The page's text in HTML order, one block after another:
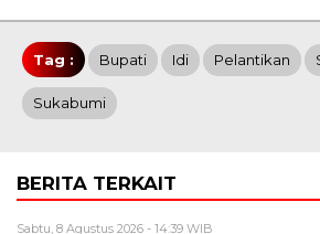
Tag : Bupati Idi Pelantikan
Sukabumi
BERITA TERKAIT
Sabtu, 8 Agustus 2026 - 14:39 WIB